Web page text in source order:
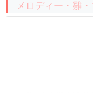
メロディー・雛